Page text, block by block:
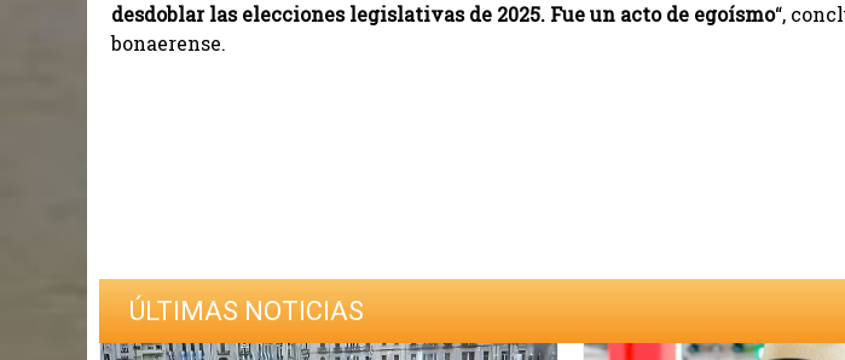
desdoblar las elecciones legislativas de 2025. Fue un acto de egoísmo“,
bonaerense.
ÚLTIMAS NOTICIAS